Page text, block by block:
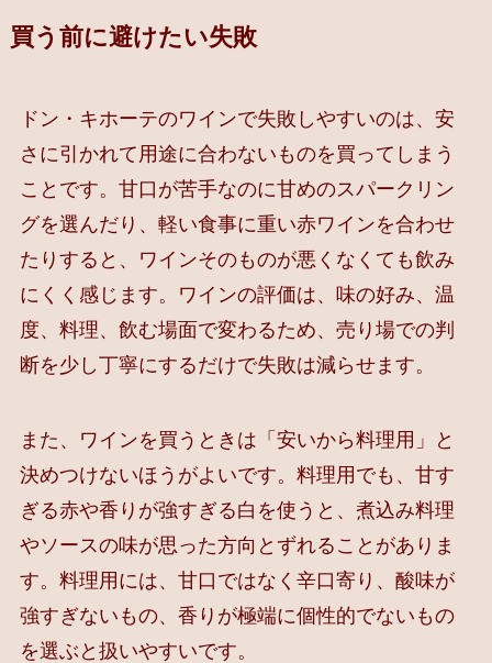
買う前に避けたい失敗
ドン・キホーテのワインで失敗しやすいのは、安
さに引かれて用途に合わないものを買ってしまう
ことです。甘口が苦手なのに甘めのスパークリン
グを選んだり、軽い食事に重い赤ワインを合わせ
たりすると、ワインそのものが悪くなくても飲み
にくく感じます。ワインの評価は、味の好み、温
度、料理、飲む場面で変わるため、売り場での判
断を少し丁寧にするだけで失敗は減らせます。
また、ワインを買うときは「安いから料理用」と
決めつけないほうがよいです。料理用でも、甘す
ぎる赤や香りが強すぎる白を使うと、煮込み料理
やソースの味が思った方向とずれることがありま
す。料理用には、甘口ではなく辛口寄り、酸味が
強すぎないもの、香りが極端に個性的でないもの
を選ぶと扱いやすいです。